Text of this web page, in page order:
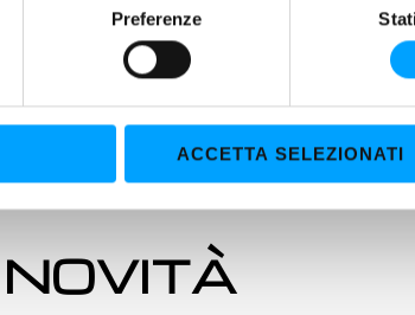
Preferenze
ACCETTA SELEZIONATI
NOVITÀ